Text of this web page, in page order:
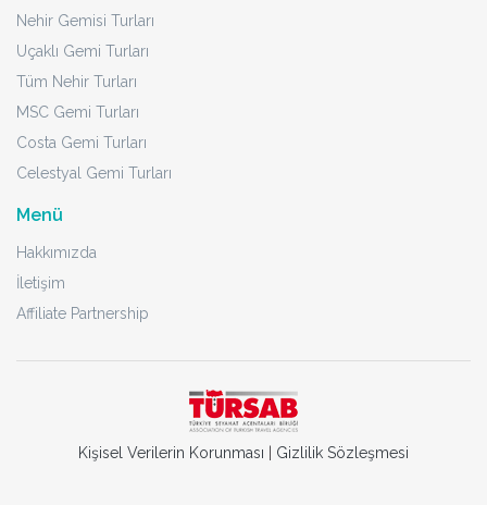
Nehir Gemisi Turları
Uçaklı Gemi Turları
Tüm Nehir Turları
MSC Gemi Turları
Costa Gemi Turları
Celestyal Gemi Turları
Menü
Hakkımızda
İletişim
Affiliate Partnership
Kişisel Verilerin Korunması Gizlilik Sözleşmesi